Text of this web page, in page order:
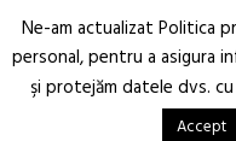
Arhitectură.
Oraș.
Ne-am actualizat Politica
personal, pentru a asigura
şi protejăm datele dvs.
Accept